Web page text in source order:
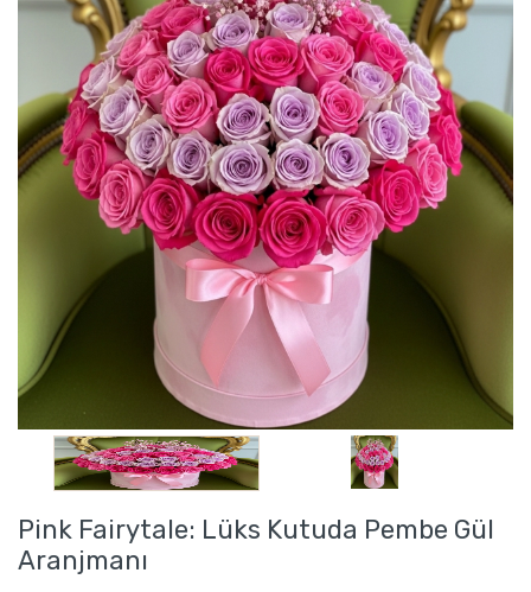
Pink Fairytale: Lüks Kutuda Pembe Gül
Aranjmanı